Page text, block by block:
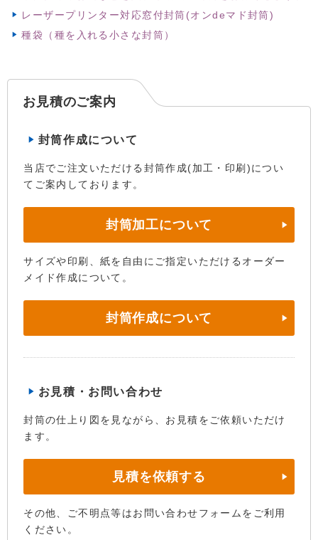
レーザープリンター対応窓付封筒(オンdeマド封筒)
種袋（種を入れる小さな封筒）
お見積のご案内
封筒作成について
当店でご注文いただける封筒作成(加工・印刷)につい
てご案内しております。
封筒加工について
サイズや印刷、紙を自由にご指定いただけるオーダー
メイド作成について。
封筒作成について
お見積・お問い合わせ
封筒の仕上り図を見ながら、お見積をご依頼いただけ
ます。
見積を依頼する
その他、ご不明点等はお問い合わせフォームをご利用
ください。